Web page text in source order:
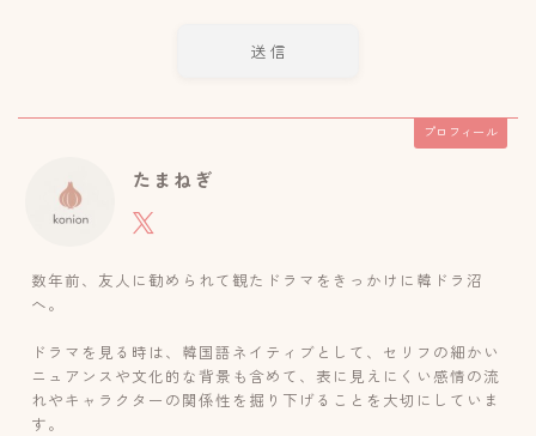
プロフィール
たまねぎ
数年前、友人に勧められて観たドラマをきっかけに韓ドラ沼
へ。
ドラマを見る時は、韓国語ネイティブとして、セリフの細かい
ニュアンスや文化的な背景も含めて、表に見えにくい感情の流
れやキャラクターの関係性を掘り下げることを大切にしていま
す。